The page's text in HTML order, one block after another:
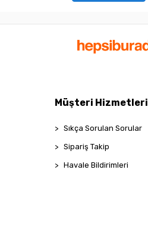
Müşteri Hizmetleri
Sıkça Sorulan Sorular
Sipariş Takip
Havale Bildirimleri